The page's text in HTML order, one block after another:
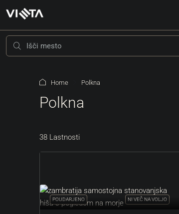
Home Polkna
Polkna
38 Lastnosti
POUDARJENO NI VEČ NA VOLJO
Grožnjan